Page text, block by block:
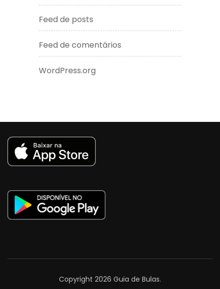
Feed de posts
Feed de comentários
WordPress.org
Copyright 2026 Guia de Bulas.